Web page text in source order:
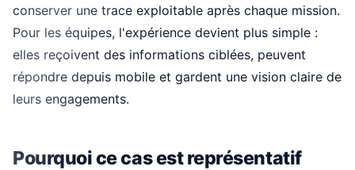
conserver une trace exploitable après chaque mission.
Pour les équipes, l'expérience devient plus simple :
elles reçoivent des informations ciblées, peuvent
répondre depuis mobile et gardent une vision claire de
leurs engagements.
Pourquoi ce cas est représentatif